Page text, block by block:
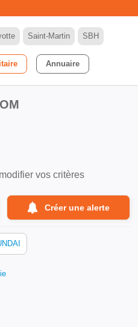
Saint-Martin SBH
Annuaire
vos critères
Créer une alerte